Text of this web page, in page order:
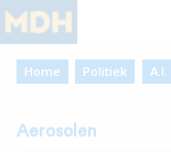
Home Politiek A.I.
Aerosolen